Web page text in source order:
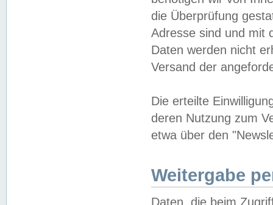
die Überprüfung
Adresse sind und mit
Daten werden nicht
Versand der
Die erteilte
deren Nutzung zum
etwa über den
Weitergabe
Daten, die beim